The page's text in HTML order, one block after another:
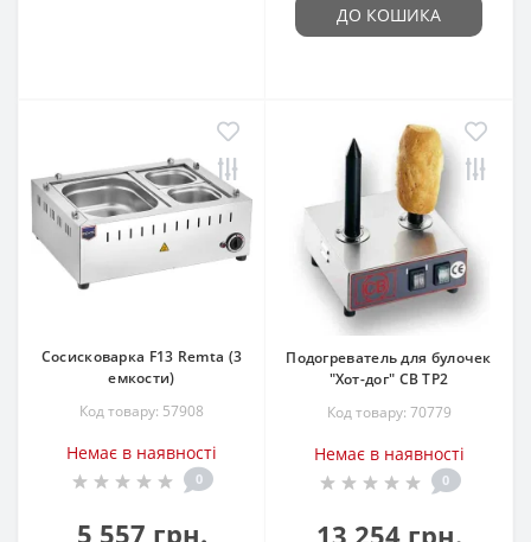
ДО КОШИКА
Сосисковарка F13 Remta (3
емкости)
Код товару: 57908
Немає в наявності
0
5 557 грн.
Подогреватель для булочек
"Хот-дог" CB TP2
Код товару: 70779
Немає в наявності
0
13 254 грн.